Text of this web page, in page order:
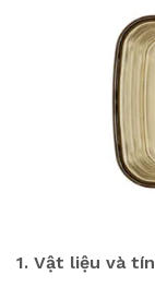
1. Vật liệu và